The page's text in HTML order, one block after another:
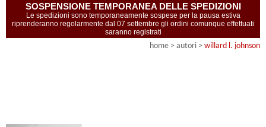
SOSPENSIONE TEMPORANEA DELLE SPEDIZIONI
Le spedizioni sono temporaneamente sospese per la pausa estiva
riprenderanno regolarmente dal 07 settembre gli ordini comunque effettuati
saranno registrati
home > autori > willard l. johnson